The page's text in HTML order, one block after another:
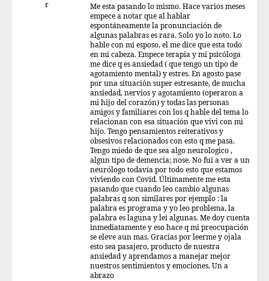
r
Me esta pasando lo mismo. Hace varios meses
empece a notar que al hablar
espontáneamente la pronunciación de
algunas palabras es rara. Solo yo lo noto. Lo
hable con mi esposo, el me dice que esta todo
en mi cabeza. Empece terapia y mi psicóloga
me dice q es ansiedad ( que tengo un tipo de
agotamiento mental) y estres. En agosto pase
por una situación super estresante, de mucha
ansiedad, nervios y agotamiento (operaron a
mi hijo del corazón) y todas las personas
amigos y familiares con los q hable del tema lo
relacionan con esa situación que vivi con mi
hijo. Tengo pensamientos reiterativos y
obsesivos relacionados con esto q me pasa.
Tengo miedo de que sea algo neurologico ,
algun tipo de demencia; nose. No fui a ver a un
neurólogo todavía por todo esto que estamos
viviendo con Covid. Últimamente me esta
pasando que cuando leo cambio algunas
palabras q son similares por ejemplo : la
palabra es programa y yo leo problema, la
palabra es laguna y lei algunas. Me doy cuenta
inmediatamente y eso hace q mi preocupación
se eleve aun mas. Gracias por leerme y ojala
esto sea pasajero, producto de nuestra
ansiedad y aprendamos a manejar mejor
nuestros sentimientos y emociones. Un a
abrazo